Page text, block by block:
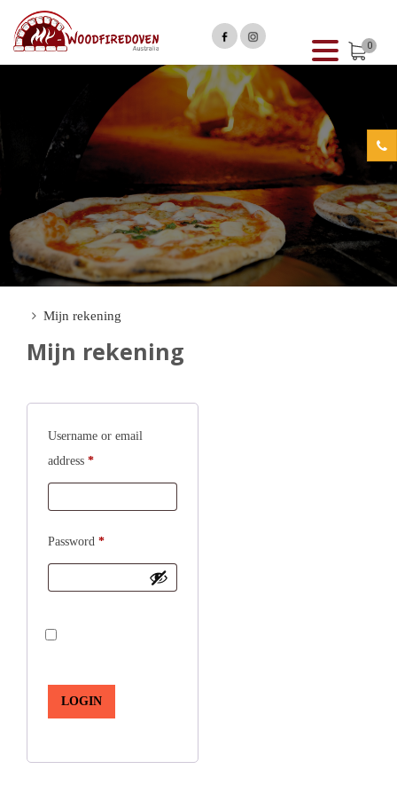
0
Mijn rekening
Mijn rekening
Username or email
address *
Password *